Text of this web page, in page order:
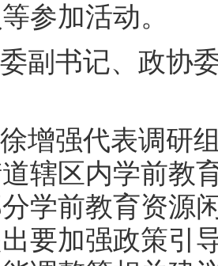
参加活动。
副书记、政协
增强代表调研
辖区内学前教
学前教育资源
要加强政策引